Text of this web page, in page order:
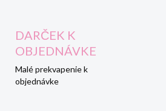
DARČEK K
OBJEDNÁVKE
Malé prekvapenie k
objednávke